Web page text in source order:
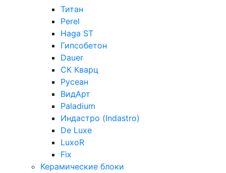
Титан
Perel
Haga ST
Гипсобетон
Dauer
СК Кварц
Русеан
ВидАрт
Paladium
Индастро (Indastro)
De Luxe
LuxoR
Fix
Керамические блоки